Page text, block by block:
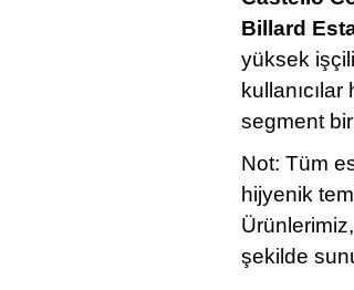
Billard
yüksek
segment
Not: Tüm
hijyenik
şekilde